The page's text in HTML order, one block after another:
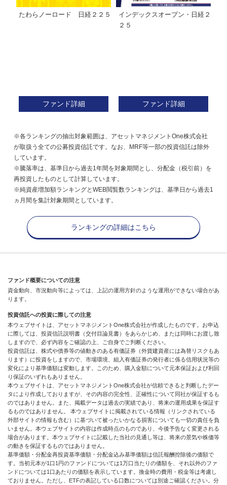
たわらノーロード 日経２２５
ファンド詳細
インデックスオープン・日経２
２５
ファンド詳細
※各ランキングの抽出対象範囲は、アセットマネジメントOne株式会社
が取扱う全ての公募投資信託です。なお、MRF等一部の投資信託は除外
しています。
※騰落率は、基準日から過去1年間を対象期間とし、分配金（税引前）を
再投資したものとして計算しています。
※純資産増加額ランキングとWEB閲覧数ランキングは、基準日から過去1
ヵ月間を集計対象期間としています。
ランキングの詳細はこちら
ファンド概要についての注意
資金動向、市況動向等によっては、上記の運用方針のような運用ができない場合があ
ります。
投資信託への投資に際しての注意
本ウェブサイトは、アセットマネジメントOne株式会社が作成したものです。お申込
に際しては、投資信託説明書（交付目論見書）をあらかじめ、または同時にお渡し致
しますので、必ず内容をご確認の上、ご自身でご判断ください。
投資信託は、株式や債券等の値動きのある有価証券（外貨建資産には為替リスクもあ
ります）に投資をしますので、市場環境、組入有価証券の発行者に係る信用状況等の
変化により基準価額は変動します。このため、購入金額について元本保証および利回
り保証のいずれもありません。
本ウェブサイトは、アセットマネジメントOne株式会社が信頼できると判断したデー
タにより作成しておりますが、その内容の完全性、正確性について同社が保証するも
のではありません。また、掲載データは過去の実績であり、将来の運用成果を保証す
るものではありません。 本ウェブサイトに掲載されている情報（リンクされている
外部サイトの情報も含む）に基づいて被ったいかなる損害についても一切の責任を負
いません。本ウェブサイトの内容は作成時点のものであり、今後予告なく変更される
場合があります。本ウェブサイトに記載した当社の見通し等は、将来の景気や株価等
の動きを保証するものではありません。
基準価額・分配金再投資基準価額・分配金込み基準価額は信託報酬控除後の価額で
す。当初元本が1口1円のファンドについては1万口当たりの価額を、それ以外のファ
ンドについては1口あたりの価額を表示しています。換金時の費用・税金等は考慮し
ておりません。ただし、ETFの表記している口数については別途ご確認ください。分